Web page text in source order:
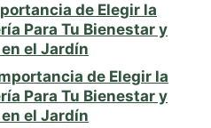
de Elegir la
Para Tu Bienestar y
el Jardín
de Elegir la
Para Tu Bienestar y
el Jardín